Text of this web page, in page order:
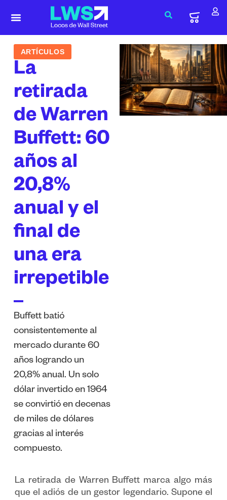
ARTÍCULOS
La
retirada
de Warren
Buffett: 60
años al
20,8%
anual y el
final de
una era
irrepetible
Buffett batió
consistentemente al
mercado durante 60
años logrando un
20,8% anual. Un solo
dólar invertido en 1964
se convirtió en decenas
de miles de dólares
gracias al interés
compuesto.
La retirada de Warren Buffett marca algo más
que el adiós de un gestor legendario. Supone el